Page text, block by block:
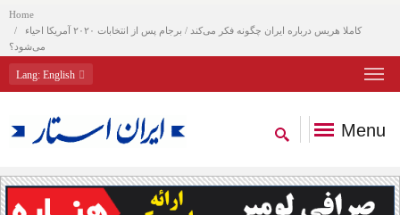
Home
کاملا هریس درباره ایران چگونه فکر می‌کند / برجام پس از انتخابات ۲۰۲۰ آمریکا احیاء
می‌شود؟
Lang: English
Menu